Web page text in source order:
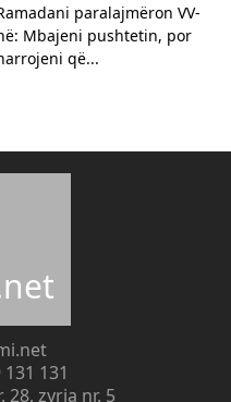
paralajmëron VV-
Mbajeni pushtetin, por
që...
131
28, zyrja nr. 5